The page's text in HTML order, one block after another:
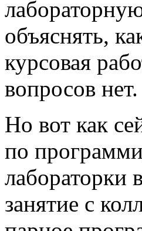
объяснять,
курсовая
вопросов нет.
Но вот как
по
лабораторки
занятие с